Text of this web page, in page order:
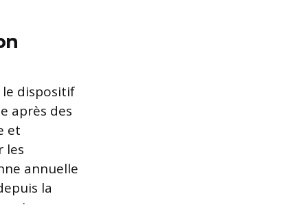
le dispositif
après des
et
les
annuelle
la